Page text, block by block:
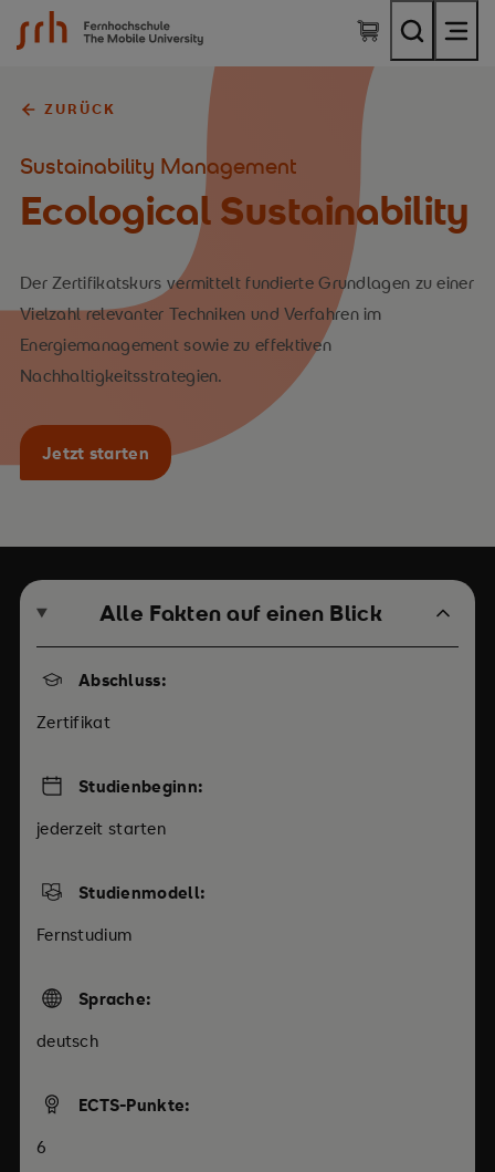
SRH Fernhochschule - The Mobile University
ZURÜCK
Sustainability Management
Ecological Sustainability
Der Zertifikatskurs vermittelt fundierte Grundlagen zu einer
Vielzahl relevanter Techniken und Verfahren im
Energiemanagement sowie zu effektiven
Nachhaltigkeitsstrategien.
Jetzt starten
Alle Fakten auf einen Blick
Abschluss:
Zertifikat
Studienbeginn:
jederzeit starten
Studienmodell:
Fernstudium
Sprache:
deutsch
ECTS-Punkte:
6